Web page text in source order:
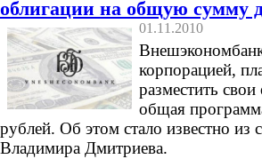
облигации на общую сумму
01.11.2010
корпорацией,
разместить
общая
рублей. Об этом стало известно
Владимира Дмитриева.